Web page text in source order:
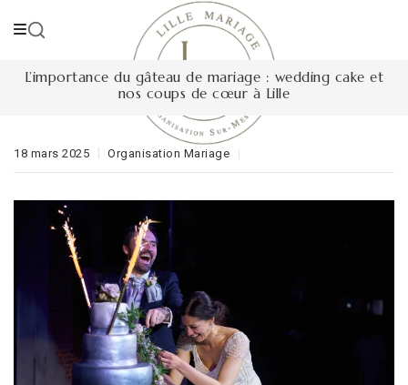
L’importance du gâteau de mariage : wedding cake et
nos coups de cœur à Lille
18 mars 2025 Organisation Mariage